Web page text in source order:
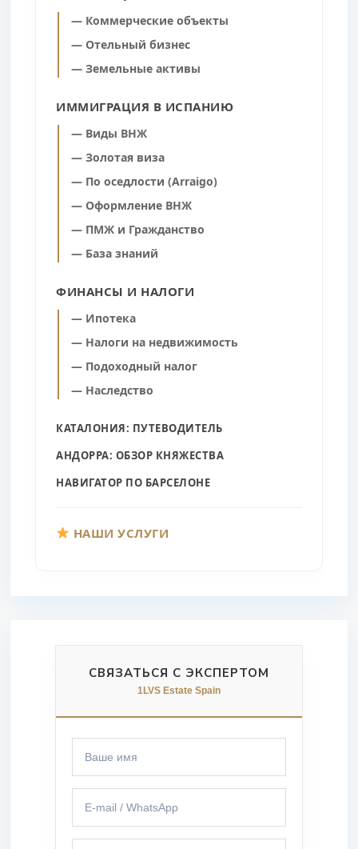
— Коммерческие объекты
— Отельный бизнес
— Земельные активы
ИММИГРАЦИЯ В ИСПАНИЮ
— Виды ВНЖ
— Золотая виза
— По оседлости (Arraigo)
— Оформление ВНЖ
— ПМЖ и Гражданство
— База знаний
ФИНАНСЫ И НАЛОГИ
— Ипотека
— Налоги на недвижимость
— Подоходный налог
— Наследство
КАТАЛОНИЯ: ПУТЕВОДИТЕЛЬ
АНДОРРА: ОБЗОР КНЯЖЕСТВА
НАВИГАТОР ПО БАРСЕЛОНЕ
НАШИ УСЛУГИ
СВЯЗАТЬСЯ С ЭКСПЕРТОМ
1LVS Estate Spain